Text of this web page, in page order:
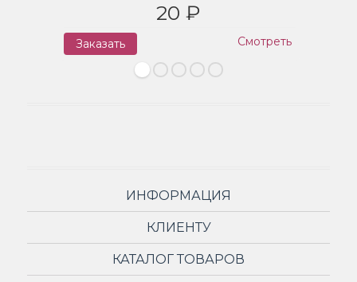
20 ₽
Заказать Смотреть
ИНФОРМАЦИЯ
КЛИЕНТУ
КАТАЛОГ ТОВАРОВ